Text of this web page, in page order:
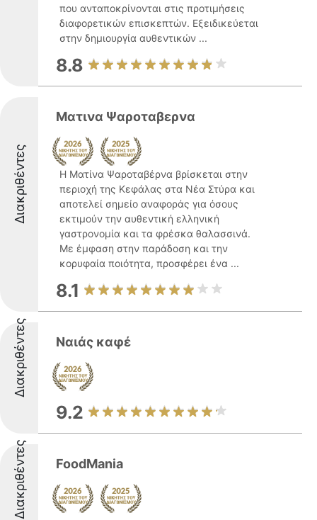
που ανταποκρίνονται στις προτιμήσεις
διαφορετικών επισκεπτών. Εξειδικεύεται
στην δημιουργία αυθεντικών ...
8.8
Διακριθέντες
Ματινα Ψαροταβερνα
Η Ματίνα Ψαροταβέρνα βρίσκεται στην
περιοχή της Κεφάλας στα Νέα Στύρα και
αποτελεί σημείο αναφοράς για όσους
εκτιμούν την αυθεντική ελληνική
γαστρονομία και τα φρέσκα θαλασσινά.
Με έμφαση στην παράδοση και την
κορυφαία ποιότητα, προσφέρει ένα ...
8.1
Διακριθέντες Ναιάς καφέ
9.2
Διακριθέντες FoodMania